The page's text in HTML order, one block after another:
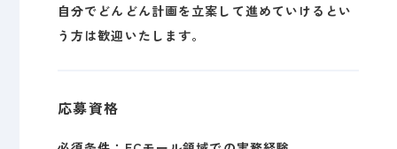
自分でどんどん計画を立案して進めていけるとい
う方は歓迎いたします。
応募資格